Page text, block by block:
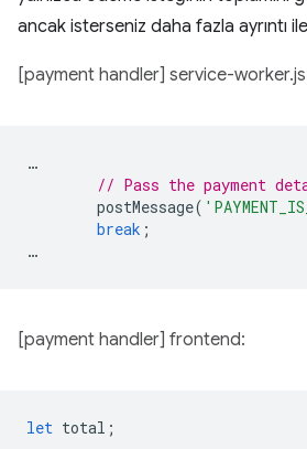
ancak isterseniz daha fazla ayrıntı
[payment handler] service-
…
// Pass the payment
postMessage(
break ;
…
[payment handler] frontend:
let total ;